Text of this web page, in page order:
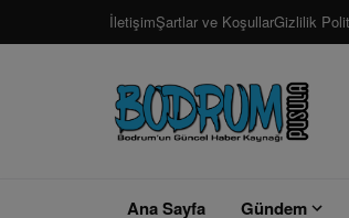
İletişimŞartlar ve KoşullarGizlilik
Ana Sayfa Gündem